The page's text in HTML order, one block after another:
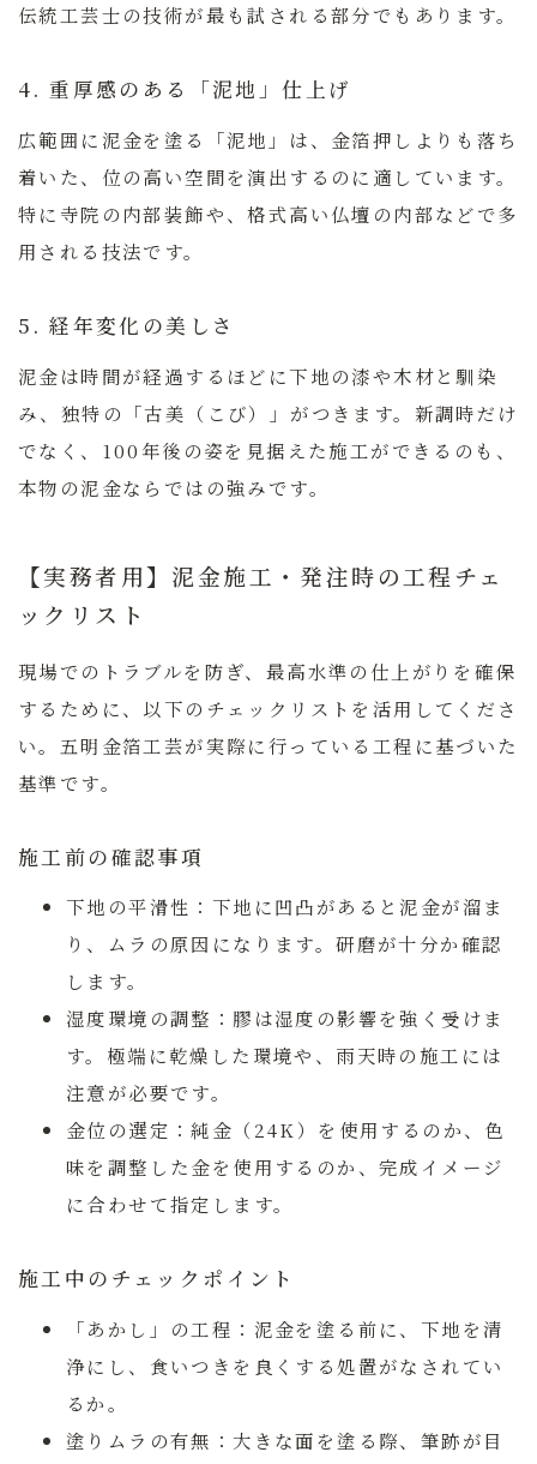
伝統工芸士の技術が最も試される部分でもあります。
4. 重厚感のある「泥地」仕上げ
広範囲に泥金を塗る「泥地」は、金箔押しよりも落ち
着いた、位の高い空間を演出するのに適しています。
特に寺院の内部装飾や、格式高い仏壇の内部などで多
用される技法です。
5. 経年変化の美しさ
泥金は時間が経過するほどに下地の漆や木材と馴染
み、独特の「古美（こび）」がつきます。新調時だけ
でなく、100年後の姿を見据えた施工ができるのも、
本物の泥金ならではの強みです。
【実務者用】泥金施工・発注時の工程チェ
ックリスト
現場でのトラブルを防ぎ、最高水準の仕上がりを確保
するために、以下のチェックリストを活用してくださ
い。五明金箔工芸が実際に行っている工程に基づいた
基準です。
施工前の確認事項
下地の平滑性： 下地に凹凸があると泥金が溜ま
り、ムラの原因になります。研磨が十分か確認
します。
湿度環境の調整： 膠は湿度の影響を強く受けま
す。極端に乾燥した環境や、雨天時の施工には
注意が必要です。
金位の選定：純金（24K）を使用するのか、色
味を調整した金を使用するのか、完成イメージ
に合わせて指定します。
施工中のチェックポイント
「あかし」の工程： 泥金を塗る前に、下地を清
浄にし、食いつきを良くする処置がなされてい
るか。
塗りムラの有無：大きな面を塗る際、筆跡が目